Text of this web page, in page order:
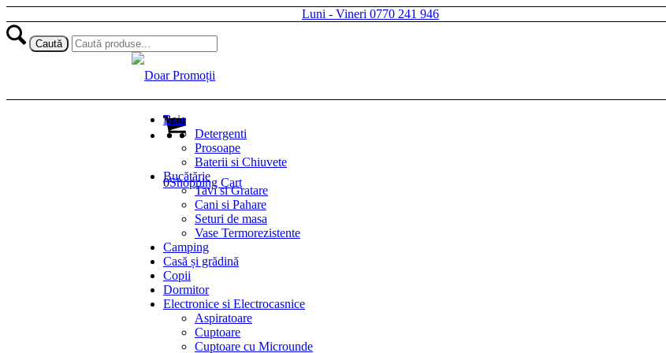
Luni - Vineri 0770 241 946
0Shopping Cart
Baie
Detergenti
Prosoape
Baterii si Chiuvete
Bucătărie
Tavi si Gratare
Cani si Pahare
Seturi de masa
Vase Termorezistente
Camping
Casă și grădină
Copii
Dormitor
Electronice si Electrocasnice
Aspiratoare
Cuptoare
Cuptoare cu Microunde